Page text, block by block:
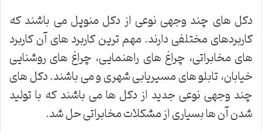
دکل های چند وجهی نوعی از دکل منوپل می باشند که
کاربردهای مختلفی دارند. مهم ترین کاربرد های آن کاربرد
های مخابراتی، چراغ های راهنمایی، چراغ های روشنایی
خیابان، تابلو های مسیریابی شهری و می باشند. دکل های
چند وجهی نوعی جدید از دکل ها می باشند که با تولید
شدن آن ها بسیاری از مشکلات مخابراتی حل شد.